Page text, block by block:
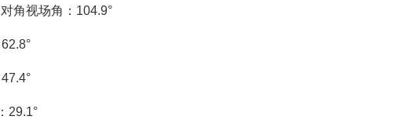
角视场角：104.9°
29.1°